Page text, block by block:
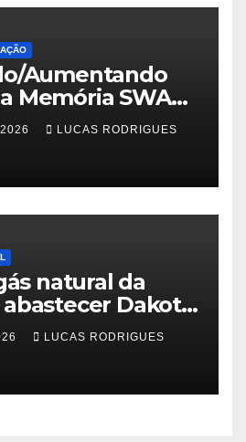
Aumentando
Memória SWAP
LUCAS RODRIGUES
natural da
Dakota
LUCAS RODRIGUES